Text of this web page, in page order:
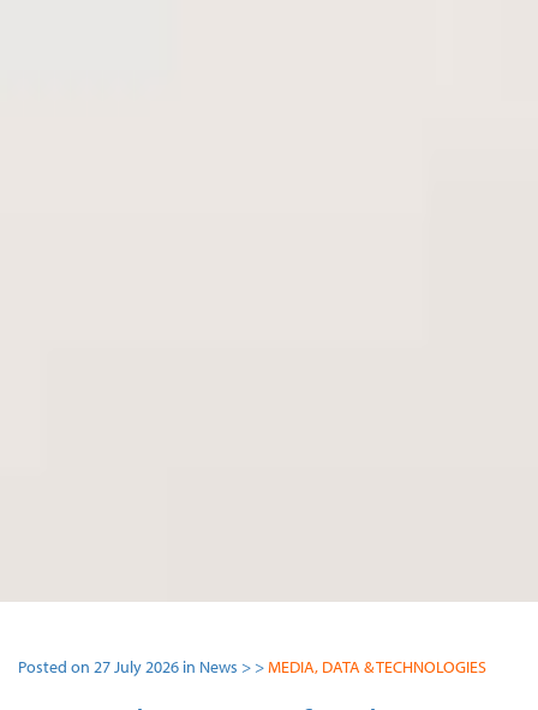
Posted on 27 July 2026 in News > >MEDIA, DATA & TECHNOLOGIES